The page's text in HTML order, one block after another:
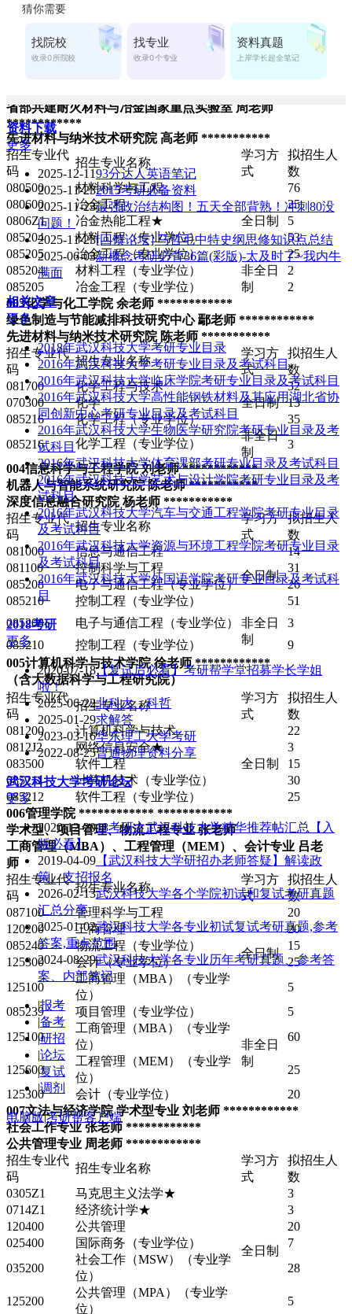
080400
机械工程（专业学位）
75
085236
工业工程（专业学位）
085201
机械工程（专业学位）
非全日
12
省部共建耐火材料与冶金国家重点实验室 周老师
************
先进材料与纳米技术研究院 高老师 ***********
招生专业代
码
招生专业名称
学习方
式
拟招生人
数
080500
材料科学与工程
全日制
76
080600
冶金工程
25
0806Z1
冶金热能工程★
5
085204
材料工程（专业学位）
53
085205
冶金工程（专业学位）
25
085204
材料工程（专业学位）
非全日
制
2
085205
冶金工程（专业学位）
2
003化学与化工学院 余老师 ************
绿色制造与节能减排科技研究中心 鄢老师 ************
先进材料与纳米技术研究院 陈老师 ***********
招生专业代
码
招生专业名称
学习方
式
拟招生人
数
081700
化学工程与技术
全日制
32
070300
化学
13
085216
化学工程（专业学位）
35
085216
化学工程（专业学位）
非全日
制
3
004信息科学与工程学院 刘老师 ************
机器人与智能系统研究院 陈老师 ***********
深度信息融合研究院 杨老师 ***********
招生专业代
码
招生专业名称
学习方
式
拟招生人
数
081000
信息与通信工程
全日制
14
081100
控制科学与工程
31
085208
电子与通信工程（专业学位）
26
085210
控制工程（专业学位）
51
085208
电子与通信工程（专业学位）
非全日
制
3
085210
控制工程（专业学位）
9
005计算机科学与技术学院 徐老师 ************
（含大数据科学与工程研究院）
招生专业代
码
招生专业名称
学习方
式
拟招生人
数
081200
计算机科学与技术
全日制
22
0812J2
网络信息安全★
3
083500
软件工程
15
085211
计算机技术（专业学位）
30
085212
软件工程（专业学位）
25
006管理学院 ************ ************
学术型、项目管理、物流工程专业 张老师
工商管理（MBA）、工程管理（MEM）、会计专业 吕老
师
招生专业代
码
招生专业名称
学习方
式
拟招生人
数
087100
管理科学与工程
全日制
20
120200
工商管理
20
085240
物流工程（专业学位）
15
125300
会计（专业学位）
25
125100
工商管理（MBA）（专业学
位）
5
085239
项目管理（专业学位）
非全日
制
5
125100
工商管理（MBA）（专业学
位）
60
125600
工程管理（MEM）（专业学
位）
25
125300
会计（专业学位）
20
007文法与经济学院 学术型专业 刘老师 ************
社会工作专业 张老师 ************
公共管理专业 周老师 ************
招生专业代
码
招生专业名称
学习方
式
拟招生人
数
0305Z1
马克思主义法学★
全日制
3
0714Z1
经济统计学★
3
120400
公共管理
20
025400
国际商务（专业学位）
7
035200
社会工作（MSW）（专业学
位）
28
125200
公共管理（MPA）（专业学
位）
5
资料下载
更多
2025-12-1193分达人英语笔记
2025-11-232015考研必备资料
2025-11-23最强政治结构图！五天全部背熟！冲刺80没
问题！
2025-11-23[回馈论坛] 马哲毛中特史纲思修知识点总结
2025-06-03新概念考研必背36篇(彩版)-太及时了~我内牛
满面
相关文章
更多
2018年武汉科技大学考研专业目录
2016年武汉科技大学考研专业目录及考试科目
2016年武汉科技大学临床学院考研专业目录及考试科目
2016年武汉科技大学高性能钢铁材料及其应用湖北省协
同创新中心考研专业目录及考试科目
2016年武汉科技大学生物医学研究院考研专业目录及考
试科目
2016年武汉科技大学体育课部考研专业目录及考试科目
2016年武汉科技大学艺术与设计学院考研专业目录及考
试科目
2016年武汉科技大学汽车与交通工程学院考研专业目录
及考试科目
2016年武汉科技大学资源与环境工程学院考研专业目录
及考试科目
2016年武汉科技大学外国语学院考研专业目录及考试科
目
2018考研
更多
2020-07-18【复试后必看】考研帮学堂招募学长学姐
啦！
2025-06-22北科大，科哲
2025-01-29求解答
2023-03-16华东理工大学考研
2022-08-25普通物理资料分享
武汉科技大学考研论坛
更多
2020-12-2018考研之武汉科技大学精华推荐帖汇总【入
版必看】
2019-04-09 【武汉科技大学研招办老师答疑】解读政
策、支招报名
2026-02-13武汉科技大学各个学院初试和复试考研真题
汇总分享
2025-01-02武汉科技大学各专业初试复试考研真题,参考
答案,重点范围
2024-08-29武汉科技大学各专业历年考研真题、参考答
案、内部笔记
|报考
|备考
|研招
|论坛
|复试
|调剂
电脑版|考研帮客户端